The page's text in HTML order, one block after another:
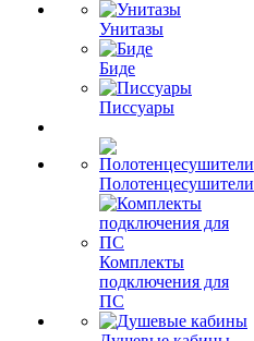
Унитазы
Биде
Писсуары
Полотенцесушители
Комплекты
подключения для
ПС